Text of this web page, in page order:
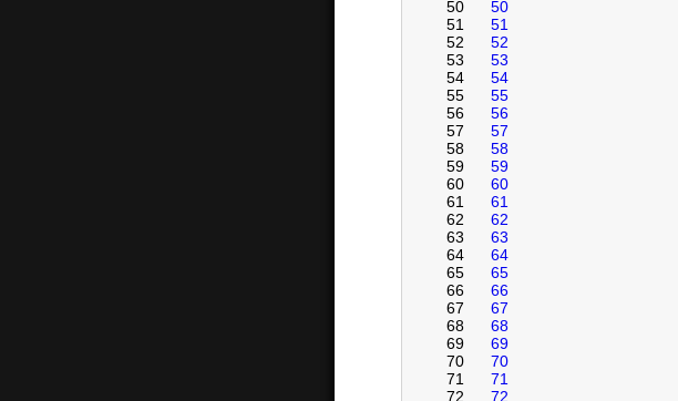
50
50
51
51
52
52
53
53
54
54
55
55
56
56
57
57
58
58
59
59
60
60
61
61
62
62
63
63
64
64
65
65
66
66
67
67
68
68
69
69
70
70
71
71
72
72